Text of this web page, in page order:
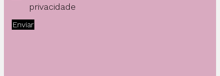
privacidade
Enviar